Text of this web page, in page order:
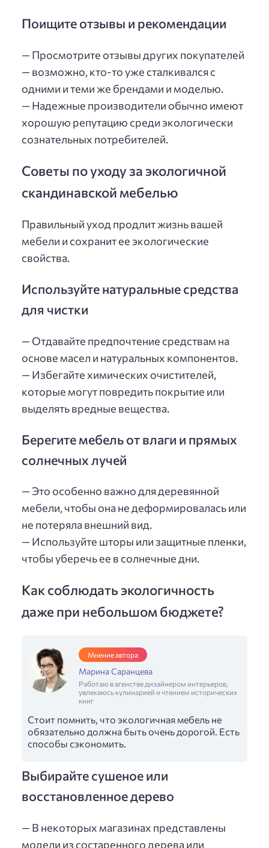
Поищите отзывы и рекомендации
— Просмотрите отзывы других покупателей
— возможно, кто-то уже сталкивался с
одними и теми же брендами и моделью.
— Надежные производители обычно имеют
хорошую репутацию среди экологически
сознательных потребителей.
Советы по уходу за экологичной
скандинавской мебелью
Правильный уход продлит жизнь вашей
мебели и сохранит ее экологические
свойства.
Используйте натуральные средства
для чистки
— Отдавайте предпочтение средствам на
основе масел и натуральных компонентов.
— Избегайте химических очистителей,
которые могут повредить покрытие или
выделять вредные вещества.
Берегите мебель от влаги и прямых
солнечных лучей
— Это особенно важно для деревянной
мебели, чтобы она не деформировалась или
не потеряла внешний вид.
— Используйте шторы или защитные пленки,
чтобы уберечь ее в солнечные дни.
Как соблюдать экологичность
даже при небольшом бюджете?
Мнение автора
Марина Саранцева
Работаю в агенстве дизайнером интерьеров,
увлекаюсь кулинарией и чтением исторических
книг
Стоит помнить, что экологичная мебель не
обязательно должна быть очень дорогой. Есть
способы сэкономить.
Выбирайте сушеное или
восстановленное дерево
— В некоторых магазинах представлены
модели из состаренного дерева или